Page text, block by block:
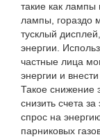
такие как
лампы, гораздо
тусклый
энергии.
частные лица
энергии и
Такое снижение
снизить счета
спрос на
парниковых